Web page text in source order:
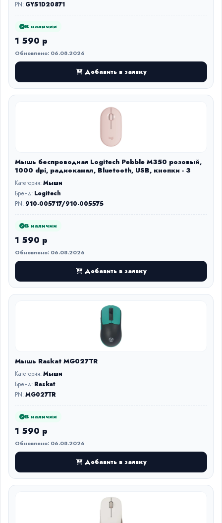
PN: GY51D20871
В наличии
1 590 р
Обновлено: 06.08.2026
Добавить в заявку
Мышь беспроводная Logitech Pebble M350 розовый,
1000 dpi, радиоканал, Bluetooth, USB, кнопки - 3
Категория:Мыши
Бренд: Logitech
PN: 910-005717/910-005575
В наличии
1 590 р
Обновлено: 06.08.2026
Добавить в заявку
Мышь Raskat MG027TR
Категория:Мыши
Бренд: Raskat
PN:MG027TR
В наличии
1 590 р
Обновлено: 06.08.2026
Добавить в заявку